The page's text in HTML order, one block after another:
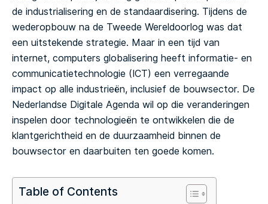
de industrialisering en de standaardisering. Tijdens de
wederopbouw na de Tweede Wereldoorlog was dat
een uitstekende strategie. Maar in een tijd van
internet, computers globalisering heeft informatie- en
communicatietechnologie (ICT) een verregaande
impact op alle industrieën, inclusief de bouwsector. De
Nederlandse Digitale Agenda wil op die veranderingen
inspelen door technologieën te ontwikkelen die de
klantgerichtheid en de duurzaamheid binnen de
bouwsector en daarbuiten ten goede komen.
Table of Contents